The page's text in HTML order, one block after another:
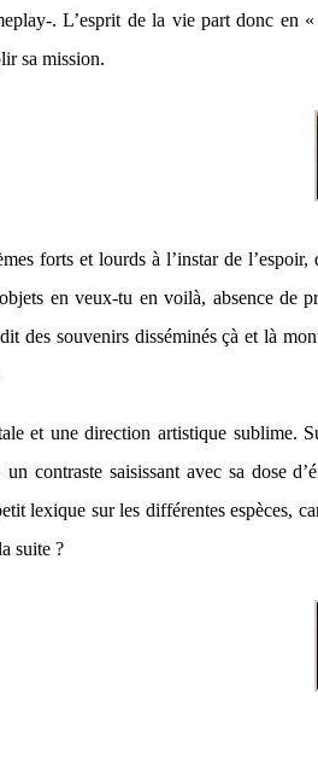
. L’esprit de la vie part donc en
sa mission.
forts et lourds à l’instar de
en veux-tu en voilà, absence
souvenirs disséminés çà et là
et une direction artistique sublime.
contraste saisissant avec sa dose
lexique sur les différentes espèces,
suite ?